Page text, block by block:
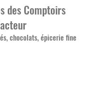
des Comptoirs
chocolats, épicerie fine